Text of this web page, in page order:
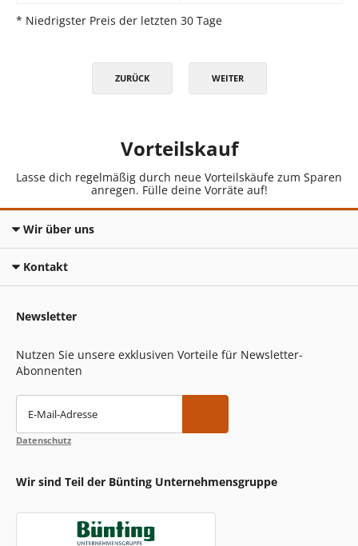
* Niedrigster Preis der letzten 30 Tage
ZURÜCK WEITER
Vorteilskauf
Lasse dich regelmäßig durch neue Vorteilskäufe zum Sparen
anregen. Fülle deine Vorräte auf!
Wir über uns
Kontakt
Newsletter
Nutzen Sie unsere exklusiven Vorteile für Newsletter-
Abonnenten
E-Mail-Adresse
Datenschutz
Wir sind Teil der Bünting Unternehmensgruppe